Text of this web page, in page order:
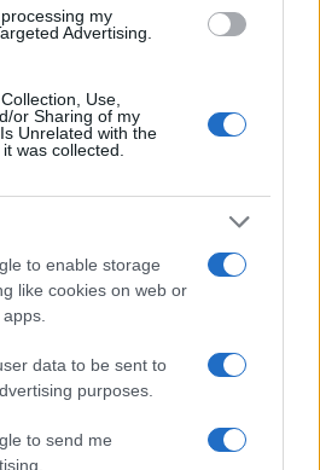
my
Advertising.
Use,
or Sharing of my
Unrelated with the
was collected.
to enable storage
like cookies on web or
data to be sent to
purposes.
to send me
W
at
s
A
p
S
a
re
precedente
articolo
e solidarietà con Avis Olbia al
9 agosto, temperature in calo